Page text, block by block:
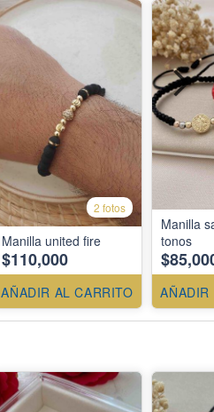
2 fotos
Manilla united fire
$110,000
AÑADIR AL CARRITO
Manilla
tonos
AÑADIR